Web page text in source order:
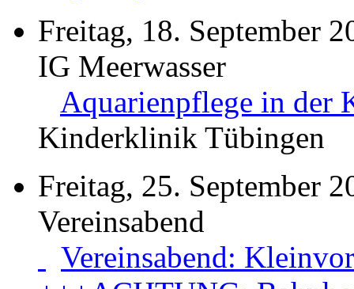
Freitag, 18. September
IG Meerwasser
Aquarienpflege in der
Kinderklinik Tübingen
Freitag, 25. September
Vereinsabend
Vereinsabend: